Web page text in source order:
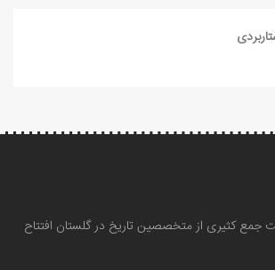
جمع کثیری از متخصصین تاریخ در گلستان افتتاح